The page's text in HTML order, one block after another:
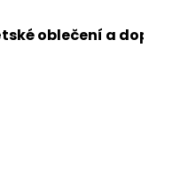
oblečení a doplňky